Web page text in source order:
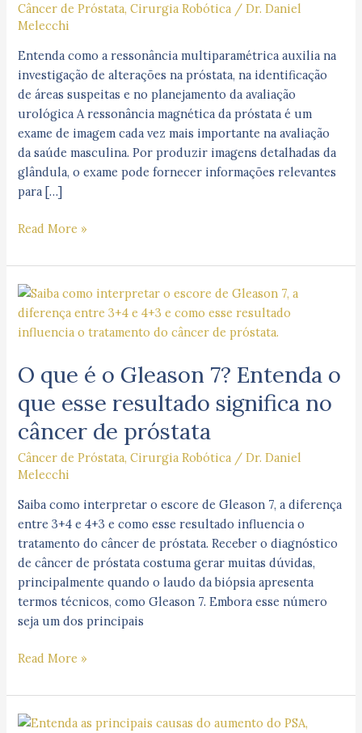
Câncer de Próstata,Cirurgia Robótica /Dr. Daniel
Melecchi
Entenda como a ressonância multiparamétrica auxilia na
investigação de alterações na próstata, na identificação
de áreas suspeitas e no planejamento da avaliação
urológica A ressonância magnética da próstata é um
exame de imagem cada vez mais importante na avaliação
da saúde masculina. Por produzir imagens detalhadas da
glândula, o exame pode fornecer informações relevantes
para […]
que
ele
pode
revelar
Read More »
O que é o Gleason 7? Entenda o
que esse resultado significa no
câncer de próstata
Câncer de Próstata,Cirurgia Robótica /Dr. Daniel
Melecchi
Saiba como interpretar o escore de Gleason 7, a diferença
entre 3+4 e 4+3 e como esse resultado influencia o
tratamento do câncer de próstata. Receber o diagnóstico
de câncer de próstata costuma gerar muitas dúvidas,
principalmente quando o laudo da biópsia apresenta
termos técnicos, como Gleason 7. Embora esse número
seja um dos principais
O
que
é
Gleason
Entenda
o
que
esse
significa
no
câncer
de
próstata
Read More »
PSA